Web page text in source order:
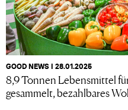
GOOD NEWS I 28.01.2025
8,9 Tonnen Lebensmittel
gesammelt, bezahlbares